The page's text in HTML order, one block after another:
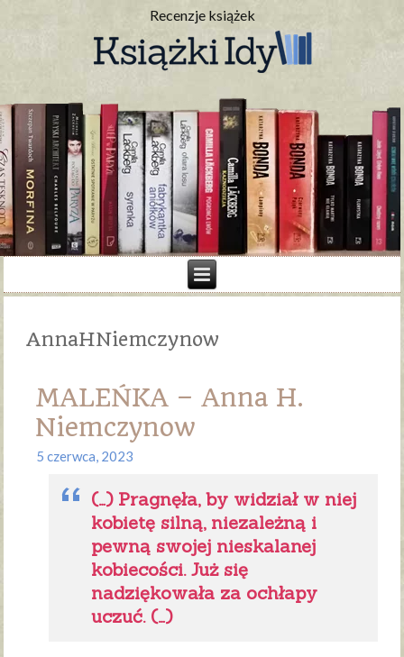
Recenzje książek
AnnaHNiemczynow
MALEŃKA – Anna H.
Niemczynow
5 czerwca, 2023
(…) Pragnęła, by widział w niej
kobietę silną, niezależną i
pewną swojej nieskalanej
kobiecości. Już się
nadziękowała za ochłapy
uczuć. (…)